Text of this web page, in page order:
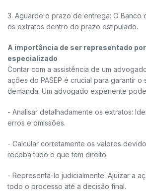
3. Aguarde o prazo de entrega: O Banco
os extratos dentro do prazo estipulado.
A importância de ser representado
especializado
Contar com a assistência de um
ações do PASEP é crucial para garantir o
demanda. Um advogado experiente
- Analisar detalhadamente os extratos:
erros e omissões.
- Calcular corretamente os valores
receba tudo o que tem direito.
- Representá-lo judicialmente: Ajuizar a
todo o processo até a decisão final.